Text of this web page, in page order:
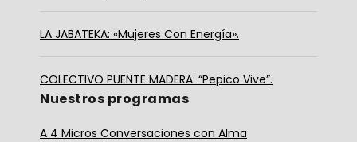
LA JABATEKA: «Mujeres Con Energía».
COLECTIVO PUENTE MADERA: “Pepico Vive”.
Nuestros programas
A 4 Micros Conversaciones con Alma